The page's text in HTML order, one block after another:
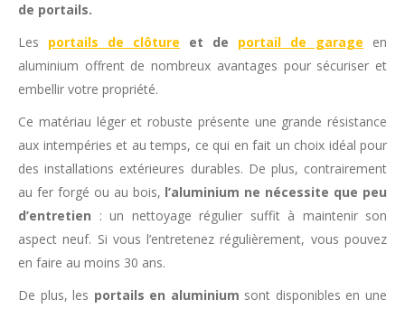
de portails.
Les portails de clôture et de portail de garage en
aluminium offrent de nombreux avantages pour sécuriser et
embellir votre propriété.
Ce matériau léger et robuste présente une grande résistance
aux intempéries et au temps, ce qui en fait un choix idéal pour
des installations extérieures durables. De plus, contrairement
au fer forgé ou au bois, l’aluminium ne nécessite que peu
d’entretien : un nettoyage régulier suffit à maintenir son
aspect neuf. Si vous l’entretenez régulièrement, vous pouvez
en faire au moins 30 ans.
De plus, les portails en aluminium sont disponibles en une